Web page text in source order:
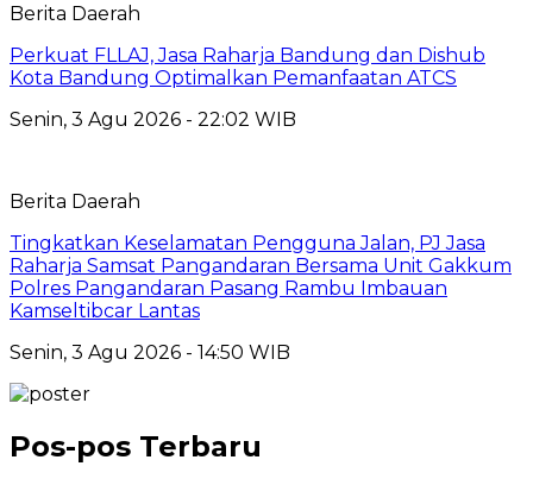
Berita Daerah
Perkuat FLLAJ, Jasa Raharja Bandung dan Dishub
Kota Bandung Optimalkan Pemanfaatan ATCS
Senin, 3 Agu 2026 - 22:02 WIB
Berita Daerah
Tingkatkan Keselamatan Pengguna Jalan, PJ Jasa
Raharja Samsat Pangandaran Bersama Unit Gakkum
Polres Pangandaran Pasang Rambu Imbauan
Kamseltibcar Lantas
Senin, 3 Agu 2026 - 14:50 WIB
Pos-pos Terbaru